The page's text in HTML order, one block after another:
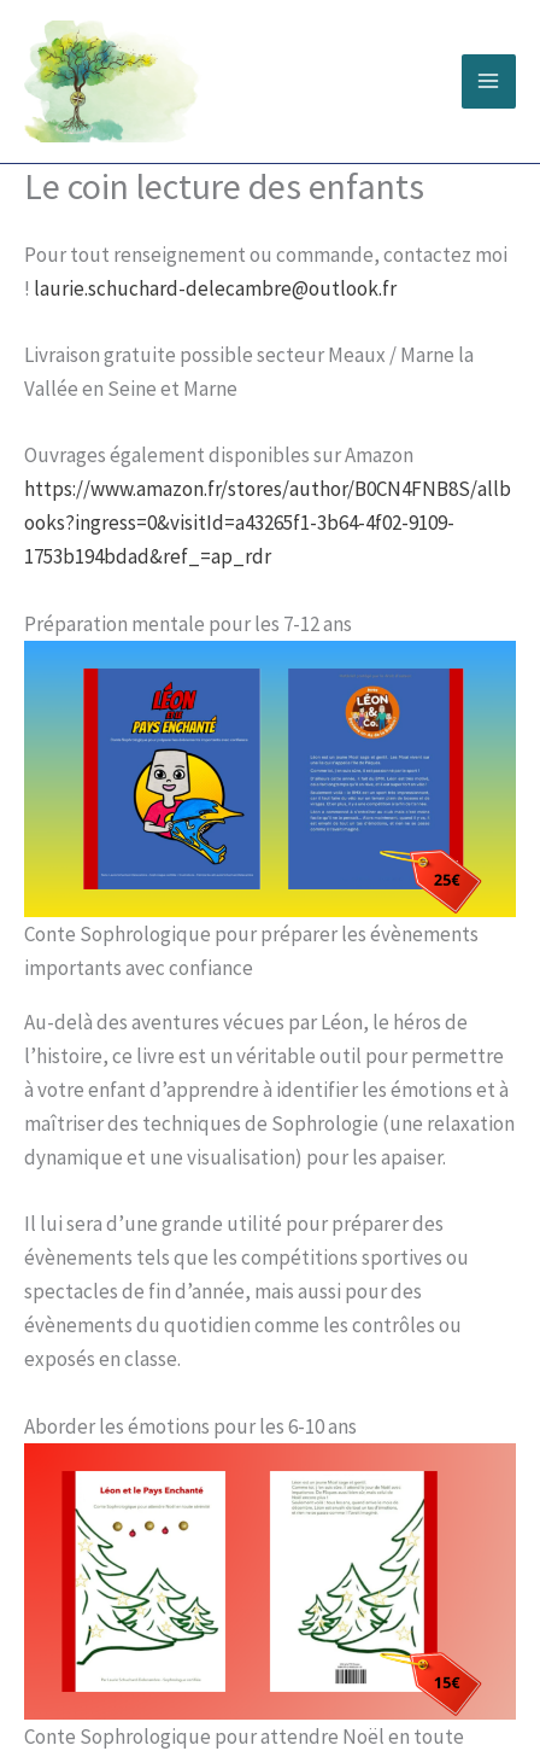
contenu
Le coin lecture des enfants
Pour tout renseignement ou commande, contactez moi
! laurie.schuchard-delecambre@outlook.fr
Livraison gratuite possible secteur Meaux / Marne la
Vallée en Seine et Marne
Ouvrages également disponibles sur Amazon
https://www.amazon.fr/stores/author/B0CN4FNB8S/allb
ooks?ingress=0&visitId=a43265f1-3b64-4f02-9109-
1753b194bdad&ref_=ap_rdr
Préparation mentale pour les 7-12 ans
Conte Sophrologique pour préparer les évènements
importants avec confiance
Au-delà des aventures vécues par Léon, le héros de
l’histoire, ce livre est un véritable outil pour permettre
à votre enfant d’apprendre à identifier les émotions et à
maîtriser des techniques de Sophrologie (une relaxation
dynamique et une visualisation) pour les apaiser.
Il lui sera d’une grande utilité pour préparer des
évènements tels que les compétitions sportives ou
spectacles de fin d’année, mais aussi pour des
évènements du quotidien comme les contrôles ou
exposés en classe.
Aborder les émotions pour les 6-10 ans
Conte Sophrologique pour attendre Noël en toute